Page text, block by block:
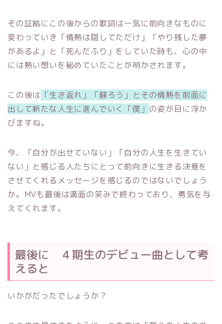
その証拠にこの後からの歌詞は一気に前向きなものに
変わっていき「情熱は隠してただけ」「やり残した夢
があるよ」と「死んだふり」をしていた時も、心の中
には熱い想いを秘めていたことが明かされます。
この後は 「生き返れ」「蘇ろう」とその情熱を前面に
出して新たな人生に進んでいく「僕」 の姿が目に浮か
びますね。
今、「自分が出せていない」「自分の人生を生きてい
ない」と感じる人たちにとって前向きに生きる決意を
させてくれるメッセージを感じるのではないでしょう
か。MVも最後は満面の笑みで終わっており、勇気を与
えてくれます。
最後に ４期生のデビュー曲として考
えると
いかがだったでしょうか？